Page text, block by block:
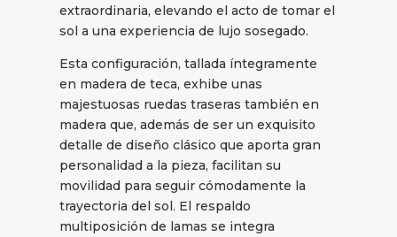
extraordinaria, elevando el acto de tomar el
sol a una experiencia de lujo sosegado.
Esta configuración, tallada íntegramente
en madera de teca, exhibe unas
majestuosas ruedas traseras también en
madera que, además de ser un exquisito
detalle de diseño clásico que aporta gran
personalidad a la pieza, facilitan su
movilidad para seguir cómodamente la
trayectoria del sol. El respaldo
multiposición de lamas se integra